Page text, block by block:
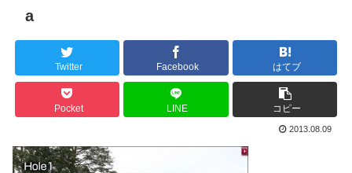
a
Twitter Facebook はてブ
Pocket LINE コピー
2013.08.09